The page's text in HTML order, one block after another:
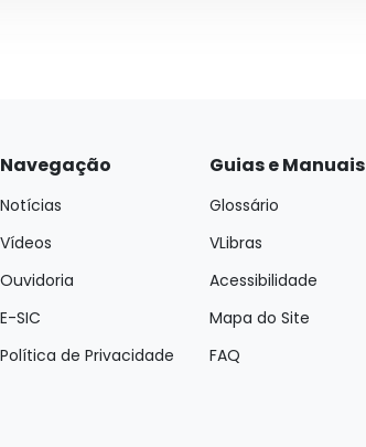
Navegação
Notícias
Vídeos
Ouvidoria
E-SIC
Política de Privacidade
Guias e Manuais
Glossário
VLibras
Acessibilidade
Mapa do Site
FAQ